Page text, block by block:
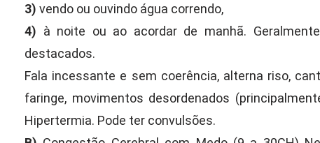
3) vendo ou ouvindo água correndo,
4) à noite ou ao acordar de manhã.
destacados.
Fala incessante e sem coerência, alterna riso,
faringe, movimentos desordenados
Hipertermia. Pode ter convulsões.